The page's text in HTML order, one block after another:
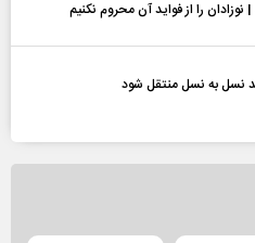
نوزادان را از فواید آن محروم نکنیم
نسل به نسل منتقل شود